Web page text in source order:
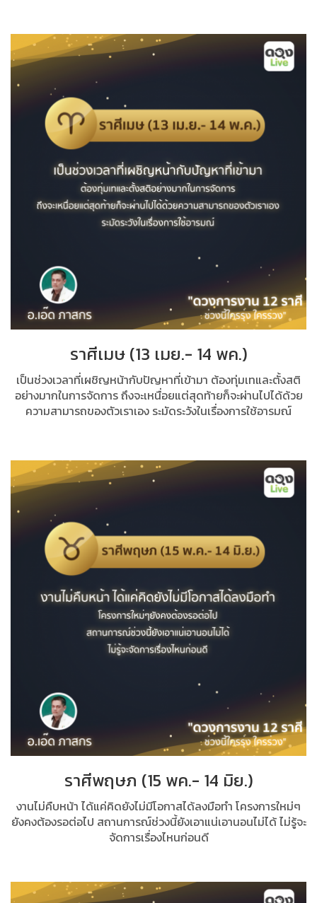
ราศีเมษ (13 เมย.- 14 พค.)
เป็นช่วงเวลาที่เผชิญหน้ากับปัญหาที่เข้ามา ต้องทุ่มเทและตั้งสติ
อย่างมากในการจัดการ ถึงจะเหนื่อยแต่สุดท้ายก็จะผ่านไปได้ด้วย
ความสามารถของตัวเราเอง ระมัดระวังในเรื่องการใช้อารมณ์
ราศีพฤษภ (15 พค.- 14 มิย.)
งานไม่คืบหน้า ได้แค่คิดยังไม่มีโอกาสได้ลงมือทำ โครงการใหม่ๆ
ยังคงต้องรอต่อไป สถานการณ์ช่วงนี้ยังเอาแน่เอานอนไม่ได้ ไม่รู้จะ
จัดการเรื่องไหนก่อนดี